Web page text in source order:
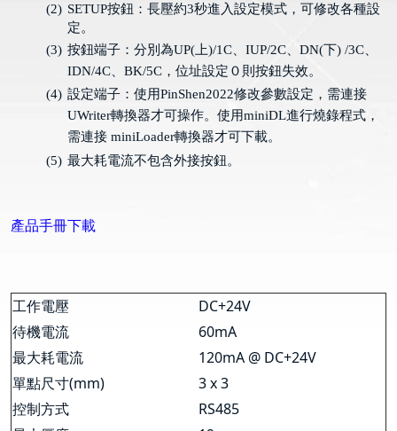
(2) SETUP按鈕：長壓約3秒進入設定模式，可修改各種設
定。
(3) 按鈕端子：分別為UP( 上)/1C IUP/2C DN(下) /3C
IDN/4C
BK/5C ，位址設定０則按鈕失效。
(4) 設定端子：使用PinShen2022修改參數設定，需連接
UWriter轉換器才可操作。使用miniDL進行燒錄程式，
需連接 miniLoader轉換器才可下載。
(5) 最大耗電流不包含外接按鈕。
產品手冊下載
工作電壓
DC+24V
待機電流
60mA
最大耗電流
120mA @ DC+24V
單點尺寸(mm)
3 x 3
控制方式
RS485